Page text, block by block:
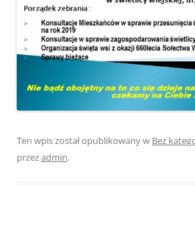
Ten wpis został opublikowany w Bez
przezadmin.